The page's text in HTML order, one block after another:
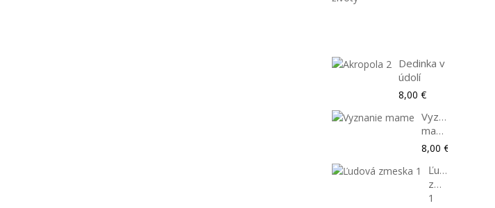
Dedinka v
údolí
8,00 €
Vyznanie
mame
8,00 €
Ľudová
zmeska
1